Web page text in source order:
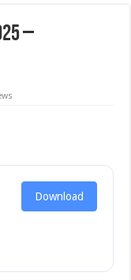
–
Download